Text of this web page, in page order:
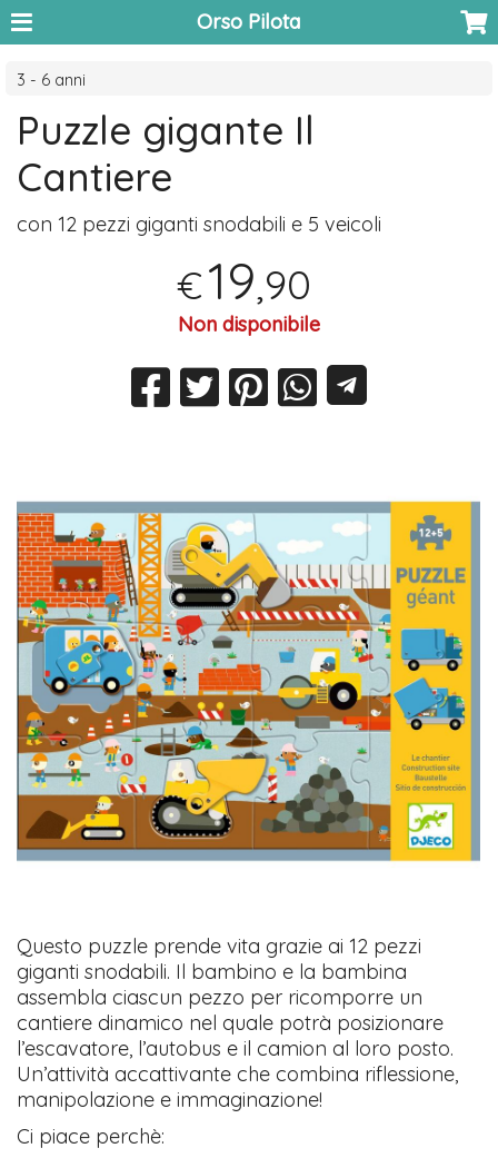
Orso Pilota
3 - 6 anni
Puzzle gigante Il
Cantiere
con 12 pezzi giganti snodabili e 5 veicoli
€19,90
Non disponibile
Questo puzzle prende vita grazie ai 12 pezzi
giganti snodabili. Il bambino e la bambina
assembla ciascun pezzo per ricomporre un
cantiere dinamico nel quale potrà posizionare
l’escavatore, l’autobus e il camion al loro posto.
Un’attività accattivante che combina riflessione,
manipolazione e immaginazione!
Ci piace perchè: